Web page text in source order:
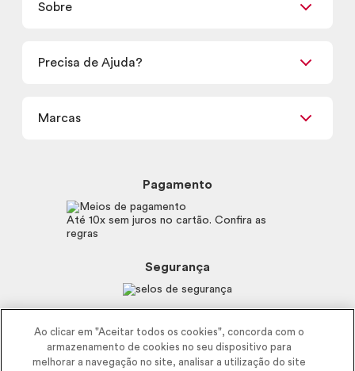
Quero ser Revendedor
Sobre
Nossas Lojas
Código de defesa do consumidor
Trabalhe com a gente
Recomendações Covid19
Precisa de Ajuda?
Frete e Entrega
Fale Conosco
E-mail
Marcas
Pagamento
Até 10x sem juros no cartão. Confira as
regras
Segurança
Ao clicar em "Aceitar todos os cookies", concorda com o
armazenamento de cookies no seu dispositivo para
melhorar a navegação no site, analisar a utilização do site